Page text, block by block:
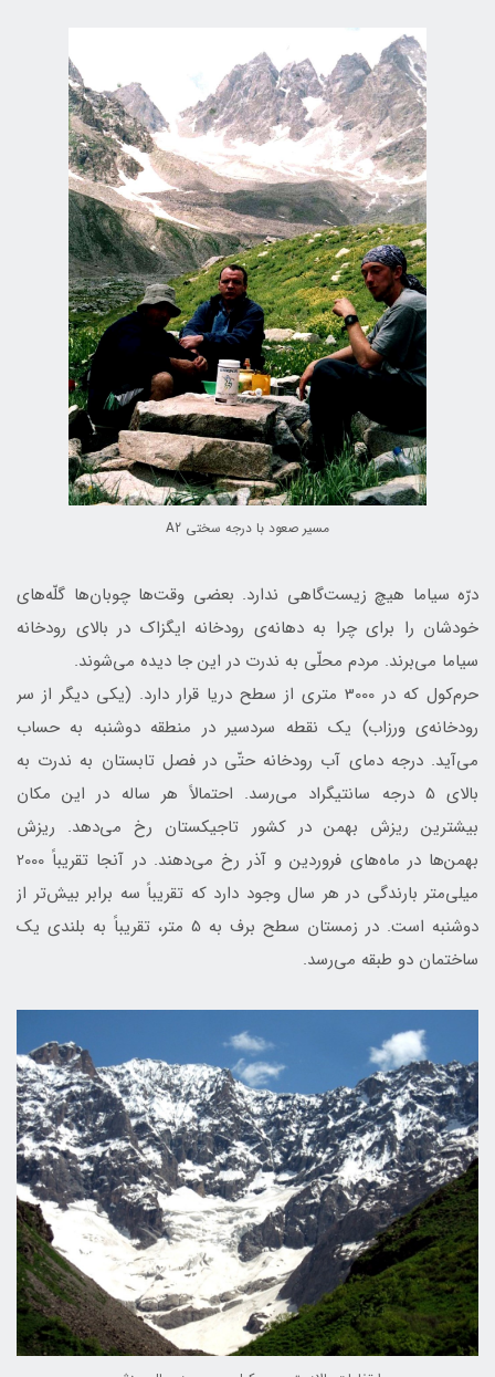
مسير صعود با درجه سختي A2
درّه سياما هیچ زیست‌گاهی ندارد. بعضی وقت‌ها چوبان‌ها گلّه‌های
خودشان را برای چرا به دهانه‌ی رود‌خانه ايگزاك در بالای رودخانه
سياما می‌برند. مردم محلّی به ندرت در این جا دیده می‌شوند.
حرم‌كول که در 3000 متری از سطح دریا قرار دارد. (یکی دیگر از سر
رودخانه‌ی ورزاب) یک نقطه سردسیر در منطقه دوشنبه به حساب
می‌آید. درجه دمای آب رودخانه حتّی در فصل تابستان به ندرت به
بالای 5 درجه سانتیگراد می‌رسد. احتمالاً هر ساله در این مکان
بیشترین ریزش بهمن در کشور تاجيكستان رخ می‌دهد. ریزش
بهمن‌ها در ماه‌های فروردين و آذر رخ می‌دهند. در آنجا تقریباً 2000
میلی‌متر بارندگی در هر سال وجود دارد كه تقریباً سه برابر بیش‌تر از
دوشنبه است. در زمستان سطح برف به 5 متر، تقریباً به بلندی یک
ساختمان دو طبقه می‌رسد.